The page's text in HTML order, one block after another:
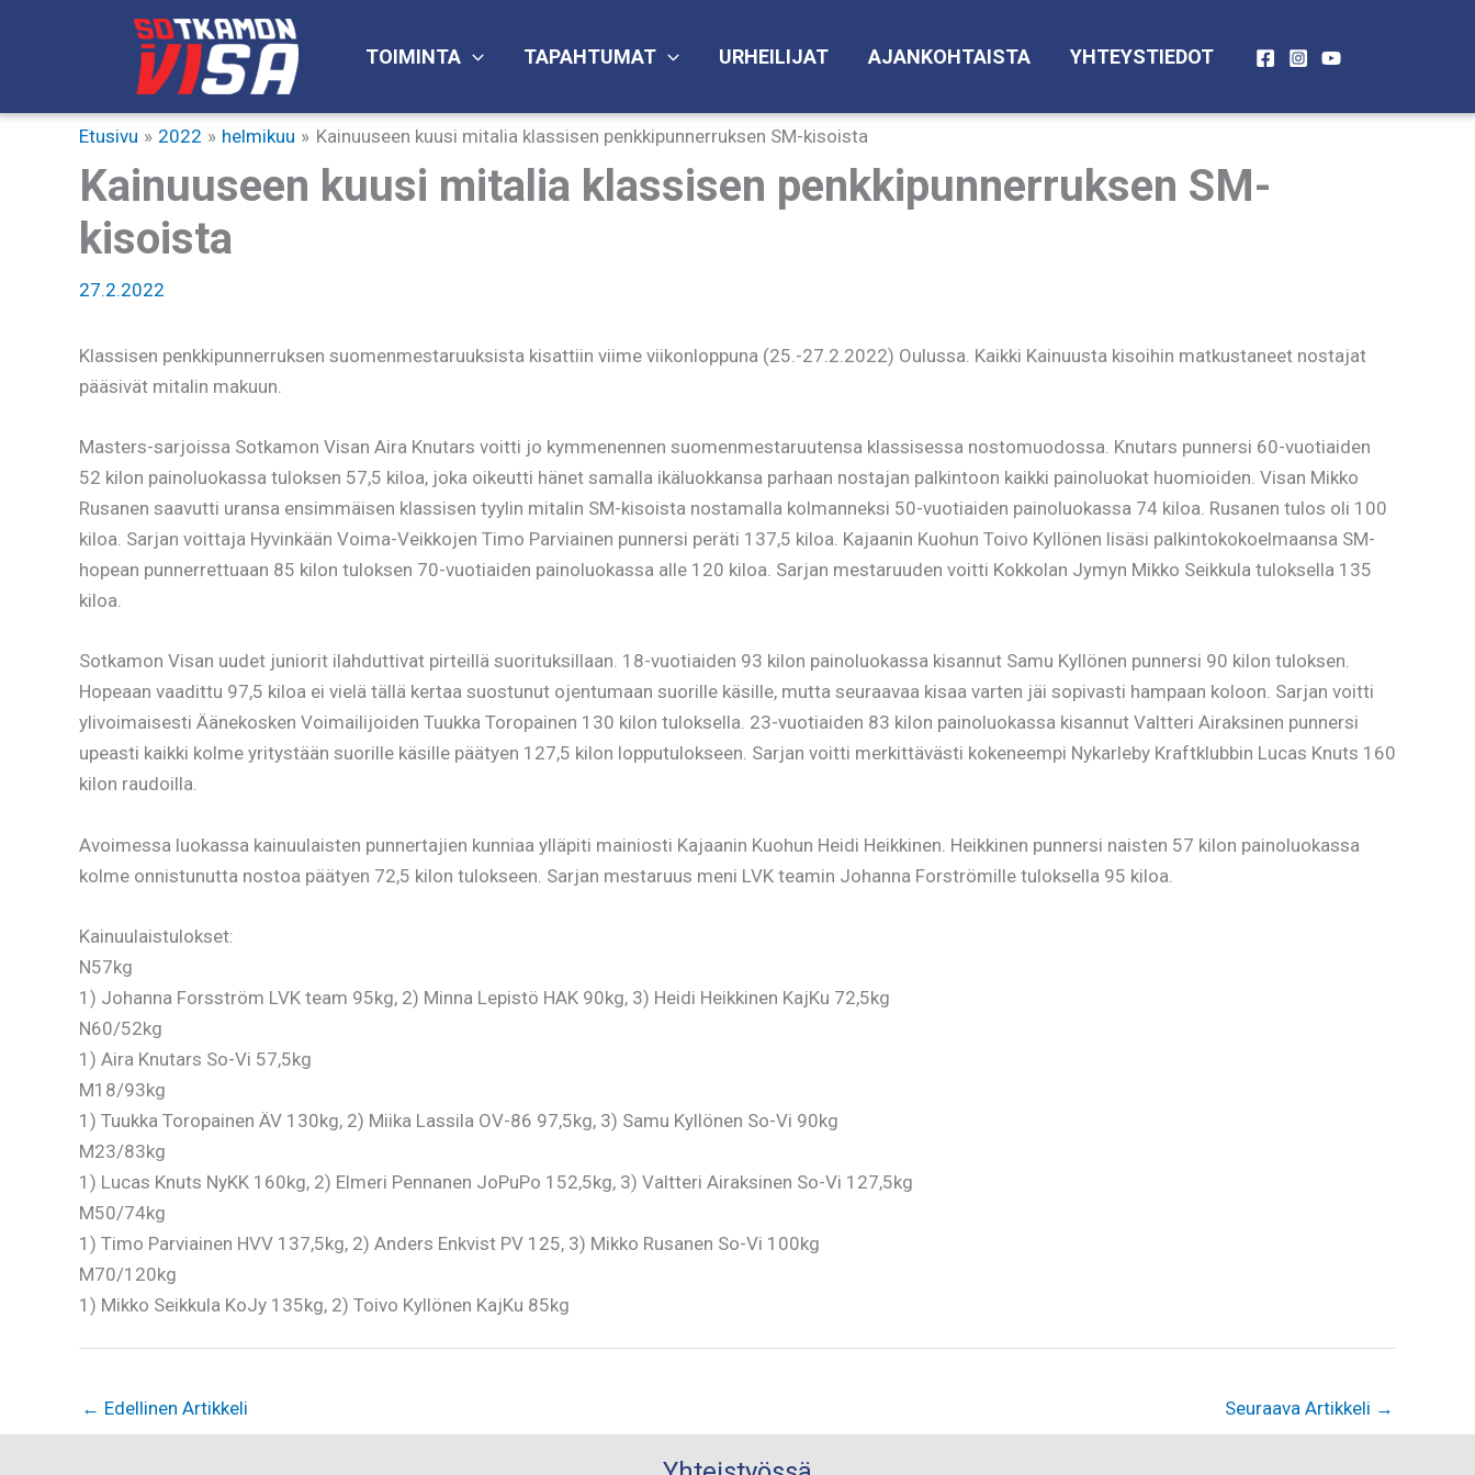
TOIMINTA TAPAHTUMAT URHEILIJAT AJANKOHTAISTA YHTEYSTIEDOT
Etusivu 2022 helmikuu Kainuuseen kuusi mitalia klassisen penkkipunnerruksen SM-kisoista
Kainuuseen kuusi mitalia klassisen penkkipunnerruksen SM-
kisoista
27.2.2022
Klassisen penkkipunnerruksen suomenmestaruuksista kisattiin viime viikonloppuna (25.-27.2.2022) Oulussa. Kaikki Kainuusta kisoihin matkustaneet nostajat
pääsivät mitalin makuun.
Masters-sarjoissa Sotkamon Visan Aira Knutars voitti jo kymmenennen suomenmestaruutensa klassisessa nostomuodossa. Knutars punnersi 60-vuotiaiden
52 kilon painoluokassa tuloksen 57,5 kiloa, joka oikeutti hänet samalla ikäluokkansa parhaan nostajan palkintoon kaikki painoluokat huomioiden. Visan Mikko
Rusanen saavutti uransa ensimmäisen klassisen tyylin mitalin SM-kisoista nostamalla kolmanneksi 50-vuotiaiden painoluokassa 74 kiloa. Rusanen tulos oli 100
kiloa. Sarjan voittaja Hyvinkään Voima-Veikkojen Timo Parviainen punnersi peräti 137,5 kiloa. Kajaanin Kuohun Toivo Kyllönen lisäsi palkintokokoelmaansa SM-
hopean punnerrettuaan 85 kilon tuloksen 70-vuotiaiden painoluokassa alle 120 kiloa. Sarjan mestaruuden voitti Kokkolan Jymyn Mikko Seikkula tuloksella 135
kiloa.
Sotkamon Visan uudet juniorit ilahduttivat pirteillä suorituksillaan. 18-vuotiaiden 93 kilon painoluokassa kisannut Samu Kyllönen punnersi 90 kilon tuloksen.
Hopeaan vaadittu 97,5 kiloa ei vielä tällä kertaa suostunut ojentumaan suorille käsille, mutta seuraavaa kisaa varten jäi sopivasti hampaan koloon. Sarjan voitti
ylivoimaisesti Äänekosken Voimailijoiden Tuukka Toropainen 130 kilon tuloksella. 23-vuotiaiden 83 kilon painoluokassa kisannut Valtteri Airaksinen punnersi
upeasti kaikki kolme yritystään suorille käsille päätyen 127,5 kilon lopputulokseen. Sarjan voitti merkittävästi kokeneempi Nykarleby Kraftklubbin Lucas Knuts 160
kilon raudoilla.
Avoimessa luokassa kainuulaisten punnertajien kunniaa ylläpiti mainiosti Kajaanin Kuohun Heidi Heikkinen. Heikkinen punnersi naisten 57 kilon painoluokassa
kolme onnistunutta nostoa päätyen 72,5 kilon tulokseen. Sarjan mestaruus meni LVK teamin Johanna Forströmille tuloksella 95 kiloa.
Kainuulaistulokset:
N57kg
1) Johanna Forsström LVK team 95kg, 2) Minna Lepistö HAK 90kg, 3) Heidi Heikkinen KajKu 72,5kg
N60/52kg
1) Aira Knutars So-Vi 57,5kg
M18/93kg
1) Tuukka Toropainen ÄV 130kg, 2) Miika Lassila OV-86 97,5kg, 3) Samu Kyllönen So-Vi 90kg
M23/83kg
1) Lucas Knuts NyKK 160kg, 2) Elmeri Pennanen JoPuPo 152,5kg, 3) Valtteri Airaksinen So-Vi 127,5kg
M50/74kg
1) Timo Parviainen HVV 137,5kg, 2) Anders Enkvist PV 125, 3) Mikko Rusanen So-Vi 100kg
M70/120kg
1) Mikko Seikkula KoJy 135kg, 2) Toivo Kyllönen KajKu 85kg
← Edellinen Artikkeli Seuraava Artikkeli →